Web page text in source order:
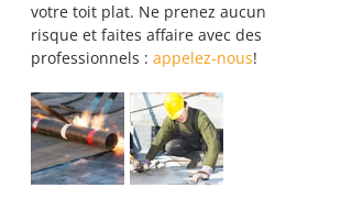
votre toit plat. Ne prenez aucun
risque et faites affaire avec des
professionnels : appelez-nous!